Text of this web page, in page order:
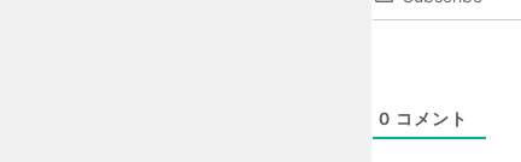
0 コメント